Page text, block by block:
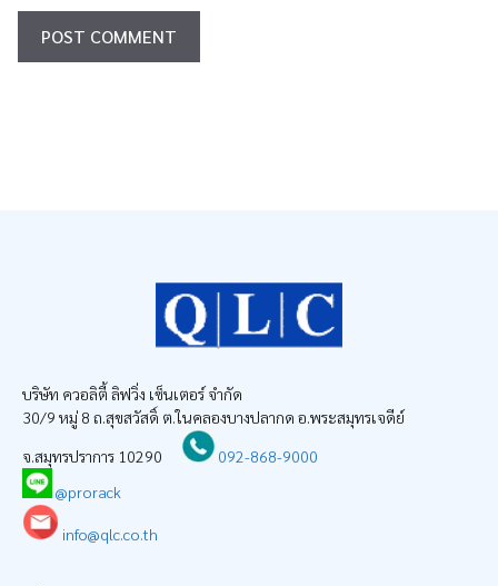
บริษัท ควอลิตี้ ลิฟวิ่ง เซ็นเตอร์ จำกัด
30/9 หมู่ 8 ถ.สุขสวัสดิ์ ต.ในคลองบางปลากด อ.พระสมุทรเจดีย์
จ.สมุทรปราการ 10290
092-868-9000
@prorack
info@qlc.co.th